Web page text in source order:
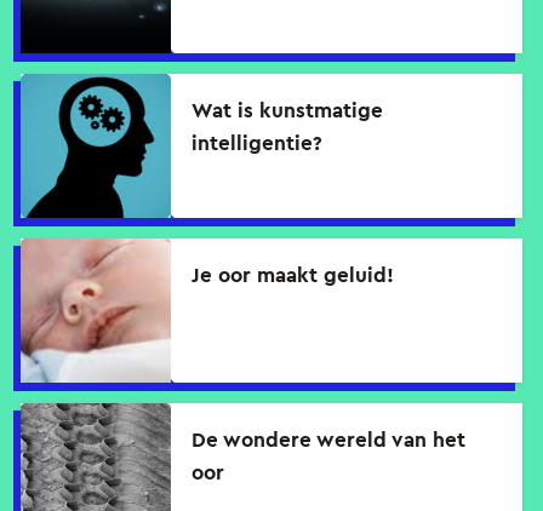
Wat is kunstmatige
intelligentie?
Je oor maakt geluid!
De wondere wereld van het
oor